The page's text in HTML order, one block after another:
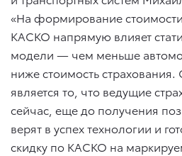
«На формирование
КАСКО напрямую влияет
модели — чем меньше
ниже стоимость
является то, что ведущие
сейчас, еще до получения
верят в успех технологии и
скидку по КАСКО на